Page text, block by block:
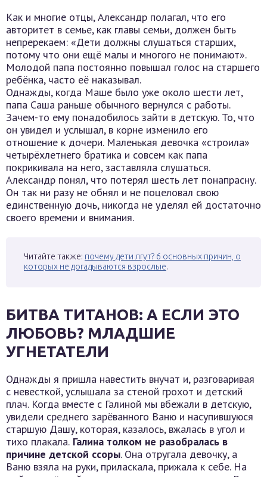
Как и многие отцы, Александр полагал, что его
авторитет в семье, как главы семьи, должен быть
непререкаем: «Дети должны слушаться старших,
потому что они ещё малы и многого не понимают».
Молодой папа постоянно повышал голос на старшего
ребёнка, часто её наказывал.
Однажды, когда Маше было уже около шести лет,
папа Саша раньше обычного вернулся с работы.
Зачем-то ему понадобилось зайти в детскую. То, что
он увидел и услышал, в корне изменило его
отношение к дочери. Маленькая девочка «строила»
четырёхлетнего братика и совсем как папа
покрикивала на него, заставляла слушаться.
Александр понял, что потерял шесть лет понапрасну.
Он так ни разу не обнял и не поцеловал свою
единственную дочь, никогда не уделял ей достаточно
своего времени и внимания.
Читайте также: почему дети лгут? 6 основных причин, о
которых не догадываются взрослые.
БИТВА ТИТАНОВ: А ЕСЛИ ЭТО
ЛЮБОВЬ? МЛАДШИЕ
УГНЕТАТЕЛИ
Однажды я пришла навестить внучат и, разговаривая
с невесткой, услышала за стеной грохот и детский
плач. Когда вместе с Галиной мы вбежали в детскую,
увидели среднего зарёванного Ваню и насупившуюся
старшую Дашу, которая, казалось, вжалась в угол и
тихо плакала. Галина толком не разобралась в
причине детской ссоры. Она отругала девочку, а
Ваню взяла на руки, приласкала, прижала к себе. На